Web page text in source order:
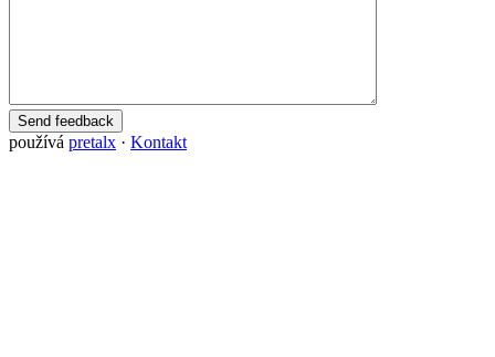
Send feedback
používá pretalx · Kontakt